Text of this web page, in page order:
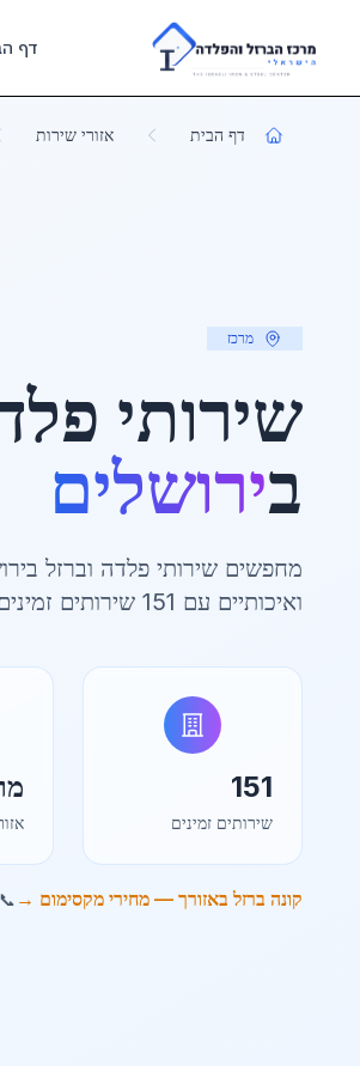
Skip to main content
דף
דף הבית אזורי שירות
מרכז
שירותי
בירושלים
מחפשים שירותי פלדה וברזל ב
ואיכותיים עם 151 שירותים
151
שירותים זמינים
קונה ברזל באזורך — מחירי מקסימום →